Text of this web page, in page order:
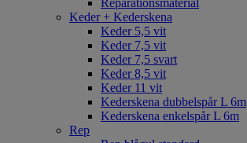
Reparationsmaterial
Keder + Kederskena
Keder 5,5 vit
Keder 7,5 vit
Keder 7,5 svart
Keder 8,5 vit
Keder 11 vit
Kederskena dubbelspår L 6m
Kederskena enkelspår L 6m
Rep